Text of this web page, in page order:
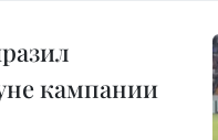
кампании